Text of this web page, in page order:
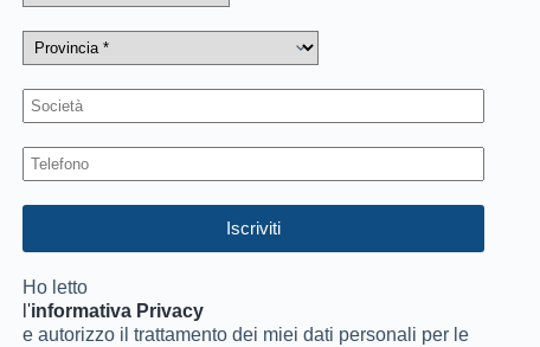
Ho letto
l'informativa Privacy
e autorizzo il trattamento dei miei dati personali per le